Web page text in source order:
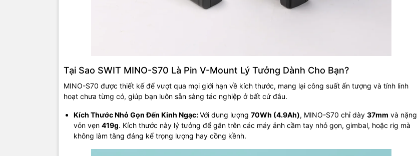
Tại Sao SWIT MINO-S70 Là Pin V-Mount Lý Tưởng Dành Cho Bạn?
MINO-S70 được thiết kế để vượt qua mọi giới hạn về kích thước, mang lại công suất ấn tượng và tính linh
hoạt chưa từng có, giúp bạn luôn sẵn sàng tác nghiệp ở bất cứ đâu.
Kích Thước Nhỏ Gọn Đến Kinh Ngạc:Với dung lượng 70Wh (4.9Ah), MINO-S70 chỉ dày 37mm và nặng
vỏn vẹn 419g. Kích thước này lý tưởng để gắn trên các máy ảnh cầm tay nhỏ gọn, gimbal, hoặc rig mà
không làm tăng đáng kể trọng lượng hay cồng kềnh.